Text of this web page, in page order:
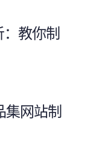
教你制
集网站制